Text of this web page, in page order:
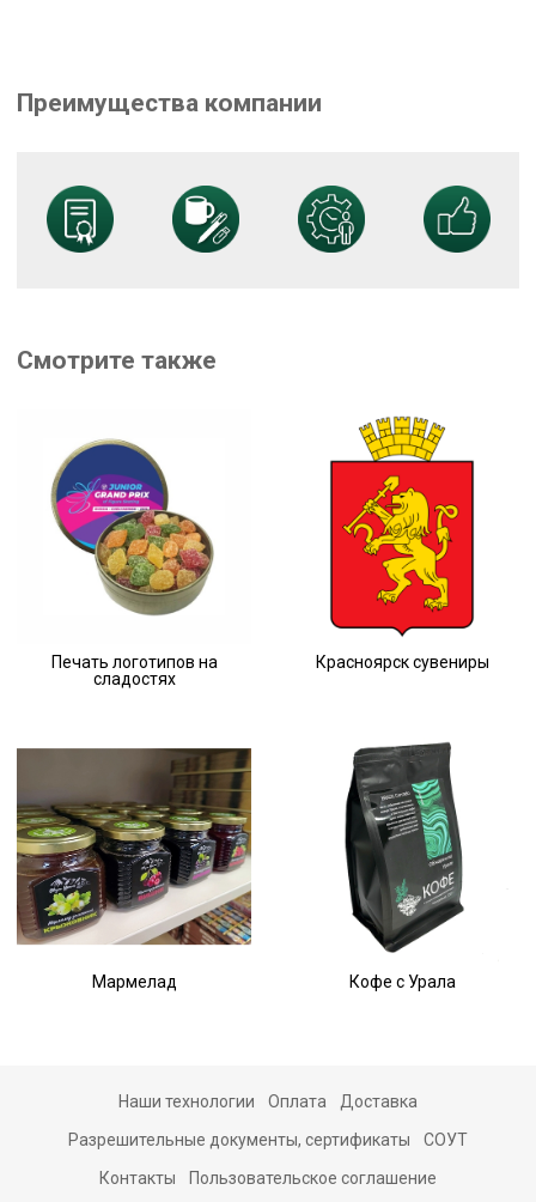
Преимущества компании
Смотрите также
Печать логотипов на
сладостях
Красноярск сувениры
Мармелад Кофе с Урала
Наши технологии Оплата Доставка
Разрешительные документы, сертификаты СОУТ
Контакты Пользовательское соглашение